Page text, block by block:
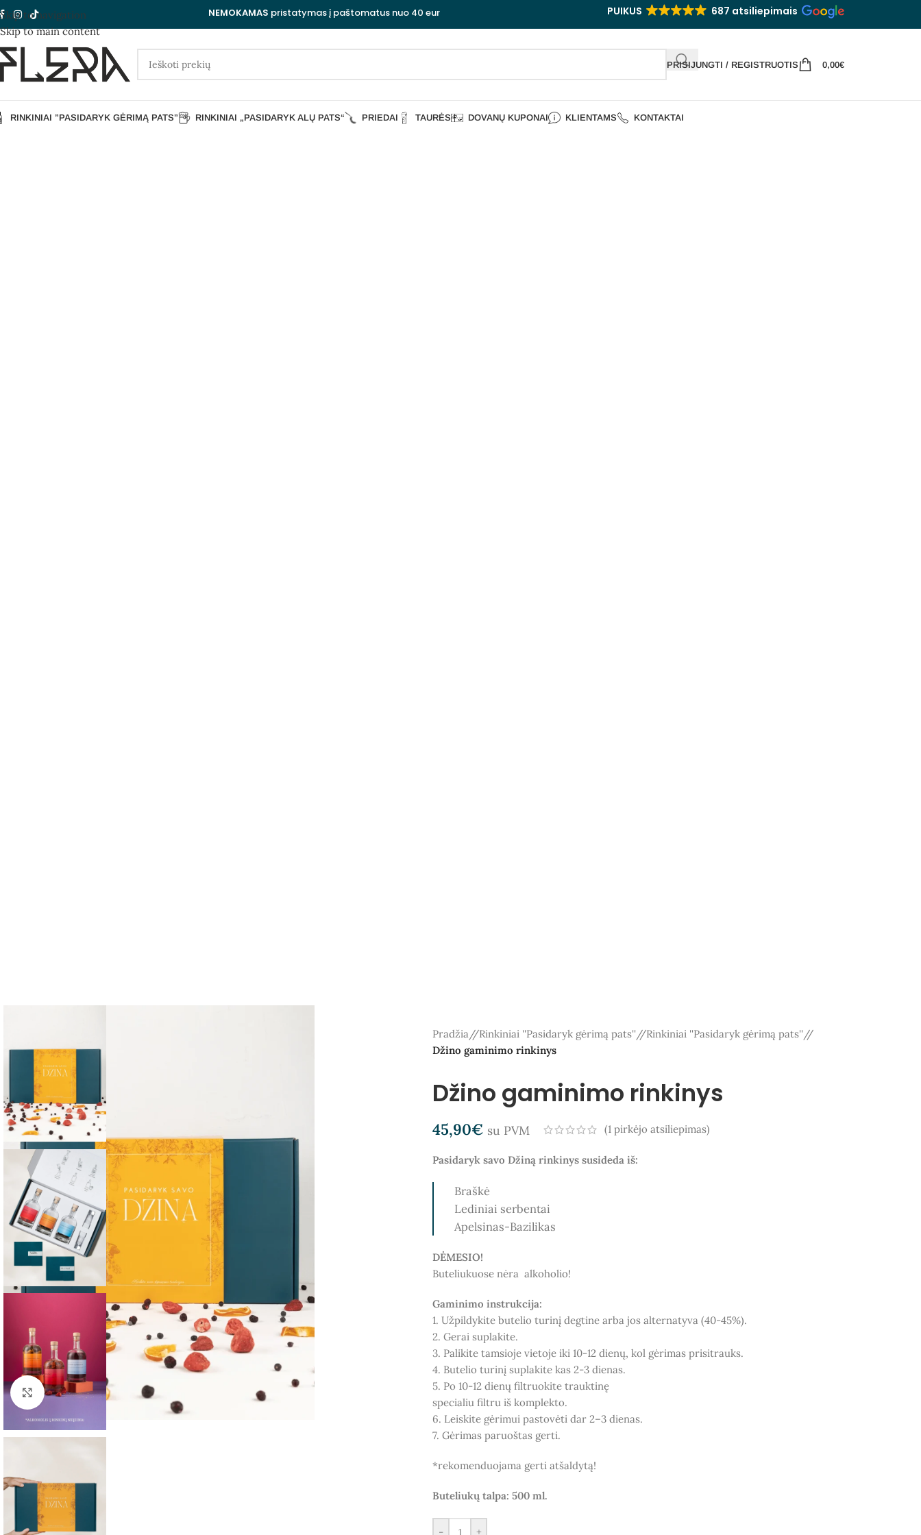
Skip to navigation
Skip to main content
NEMOKAMAS pristatymas į paštomatus nuo 40 eur PUIKUS 687 atsiliepimais
PRISIJUNGTI / REGISTRUOTIS 0,00€
RINKINIAI ”PASIDARYK GĖRIMĄ PATS” RINKINIAI „PASIDARYK ALŲ PATS“ PRIEDAI TAURĖS DOVANŲ KUPONAI KLIENTAMS KONTAKTAI
Spauskite, kad padidintumėte
Pradžia/ Rinkiniai ''Pasidaryk gėrimą pats''/ Rinkiniai ''Pasidaryk gėrimą pats''/
Džino gaminimo rinkinys
Džino gaminimo rinkinys
45,90€ su PVM (1 pirkėjo atsiliepimas)
Pasidaryk savo Džiną rinkinys susideda iš:
Braškė
Lediniai serbentai
Apelsinas-Bazilikas
DĖMESIO!
Buteliukuose nėra alkoholio!
Gaminimo instrukcija:
1. Užpildykite butelio turinį degtine arba jos alternatyva (40-45%).
2. Gerai suplakite.
3. Palikite tamsioje vietoje iki 10-12 dienų, kol gėrimas prisitrauks.
4. Butelio turinį suplakite kas 2-3 dienas.
5. Po 10-12 dienų filtruokite trauktinę
specialiu filtru iš komplekto.
6. Leiskite gėrimui pastovėti dar 2–3 dienas.
7. Gėrimas paruoštas gerti.
*rekomenduojama gerti atšaldytą!
Buteliukų talpa: 500 ml.
- +